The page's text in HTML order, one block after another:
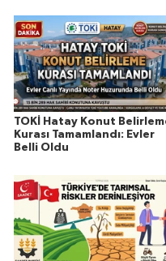
TOKİ Hatay Konut
Kurası Tamamlandı: Evler
Belli Oldu